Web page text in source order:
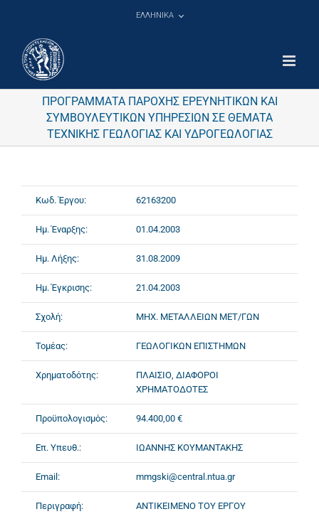
ΕΛΛΗΝΙΚΑ
ΠΡΟΓΡΑΜΜΑΤΑ ΠΑΡΟΧΗΣ ΕΡΕΥΝΗΤΙΚΩΝ ΚΑΙ
ΣΥΜΒΟΥΛΕΥΤΙΚΩΝ ΥΠΗΡΕΣΙΩΝ ΣΕ ΘΕΜΑΤΑ
ΤΕΧΝΙΚΗΣ ΓΕΩΛΟΓΙΑΣ ΚΑΙ ΥΔΡΟΓΕΩΛΟΓΙΑΣ
Κωδ. Έργου: 62163200
Ημ. Έναρξης: 01.04.2003
Ημ. Λήξης: 31.08.2009
Ημ. Έγκρισης: 21.04.2003
Σχολή: ΜΗΧ. ΜΕΤΑΛΛΕΙΩΝ ΜΕΤ/ΓΩΝ
Τομέας: ΓΕΩΛΟΓΙΚΩΝ ΕΠΙΣΤΗΜΩΝ
Χρηματοδότης:
ΠΛΑΙΣΙΟ, ΔΙΑΦΟΡΟΙ
ΧΡΗΜΑΤΟΔΟΤΕΣ
Προϋπολογισμός: 94.400,00 €
Επ. Υπευθ.: ΙΩΑΝΝΗΣ ΚΟΥΜΑΝΤΑΚΗΣ
Email: mmgski@central.ntua.gr
Περιγραφή:
ΑΝΤΙΚΕΙΜΕΝΟ ΤΟΥ ΕΡΓΟΥ